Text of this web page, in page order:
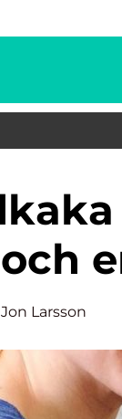
och
Jon Larsson